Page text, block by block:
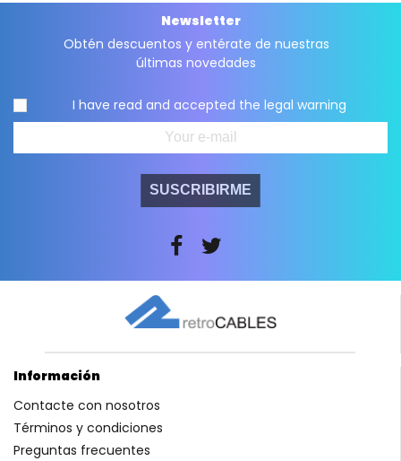
Newsletter
Obtén descuentos y entérate de nuestras
últimas novedades
I have read and accepted the legal warning
SUSCRIBIRME
Información
Contacte con nosotros
Términos y condiciones
Preguntas frecuentes